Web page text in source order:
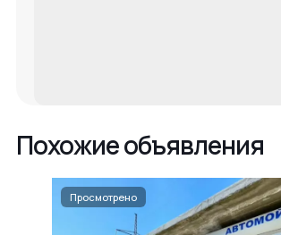
Похожие объявления